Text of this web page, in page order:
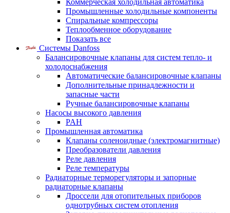
Коммерческая холодильная автоматика
Промышленные холодильные компоненты
Спиральные компрессоры
Теплообменное оборудование
Показать все
Системы Danfoss
Балансировочные клапаны для систем тепло- и
холодоснабжения
Автоматические балансировочные клапаны
Дополнительные принадлежности и
запасные части
Ручные балансировочные клапаны
Насосы высокого давления
PAH
Промышленная автоматика
Клапаны соленоидные (электромагнитные)
Преобразователи давления
Реле давления
Реле температуры
Радиаторные терморегуляторы и запорные
радиаторные клапаны
Дроссели для отопительных приборов
однотрубных систем отопления